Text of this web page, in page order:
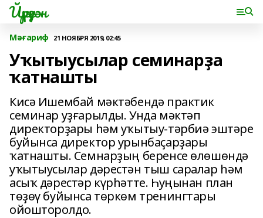
Йүрүҙән
Мәғариф 21 НОЯБРЯ 2019, 02:45
Уҡытыусылар семинарҙа
ҡатнашты
Кисә Ишембай мәктәбендә практик
семинар уҙғарылды. Унда мәктәп
директорҙары һәм уҡытыу-тәрбиә эштәре
буйынса директор урынбаҫарҙары
ҡатнашты. Семнарҙың беренсе өлөшөндә
уҡытыусылар дәрестән тыш саралар һәм
асыҡ дәрестәр күрһәтте. Һуңынан план
төҙөү буйынса төркөм тренингтары
ойошторолдо.